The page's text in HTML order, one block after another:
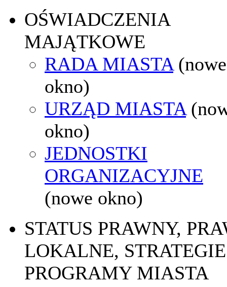
OŚWIADCZENIA
MAJĄTKOWE
RADA MIASTA (nowe
okno)
URZĄD MIASTA
okno)
JEDNOSTKI
ORGANIZACYJNE
(nowe okno)
STATUS PRAWNY,
LOKALNE,
PROGRAMY MIASTA